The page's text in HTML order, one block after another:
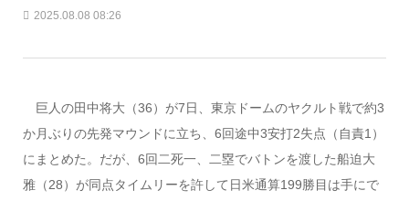
2025.08.08 08:26
巨人の田中将大（36）が7日、東京ドームのヤクルト戦で約3
か月ぶりの先発マウンドに立ち、6回途中3安打2失点（自責1）
にまとめた。だが、6回二死一、二塁でバトンを渡した船迫大
雅（28）が同点タイムリーを許して日米通算199勝目は手にで